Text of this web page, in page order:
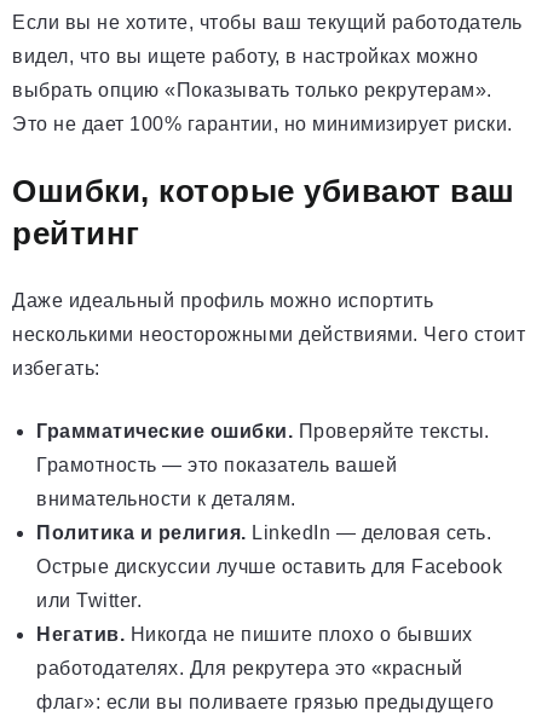
Если вы не хотите, чтобы ваш текущий работодатель
видел, что вы ищете работу, в настройках можно
выбрать опцию «Показывать только рекрутерам».
Это не дает 100% гарантии, но минимизирует риски.
Ошибки, которые убивают ваш
рейтинг
Даже идеальный профиль можно испортить
несколькими неосторожными действиями. Чего стоит
избегать:
Грамматические ошибки. Проверяйте тексты.
Грамотность — это показатель вашей
внимательности к деталям.
Политика и религия. LinkedIn — деловая сеть.
Острые дискуссии лучше оставить для Facebook
или Twitter.
Негатив. Никогда не пишите плохо о бывших
работодателях. Для рекрутера это «красный
флаг»: если вы поливаете грязью предыдущего